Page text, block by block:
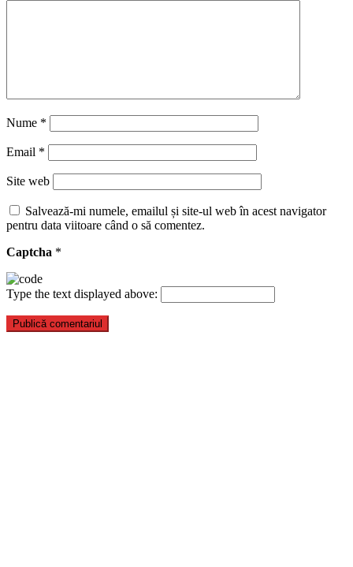
Nume *
Email *
Site web
Salvează-mi numele, emailul și site-ul web în acest navigator
pentru data viitoare când o să comentez.
Captcha *
Type the text displayed above: